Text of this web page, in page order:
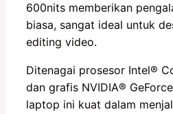
600nits memberikan
biasa, sangat ideal untuk
editing video.
Ditenagai prosesor Intel®️
dan grafis NVIDIA®️
laptop ini kuat dalam